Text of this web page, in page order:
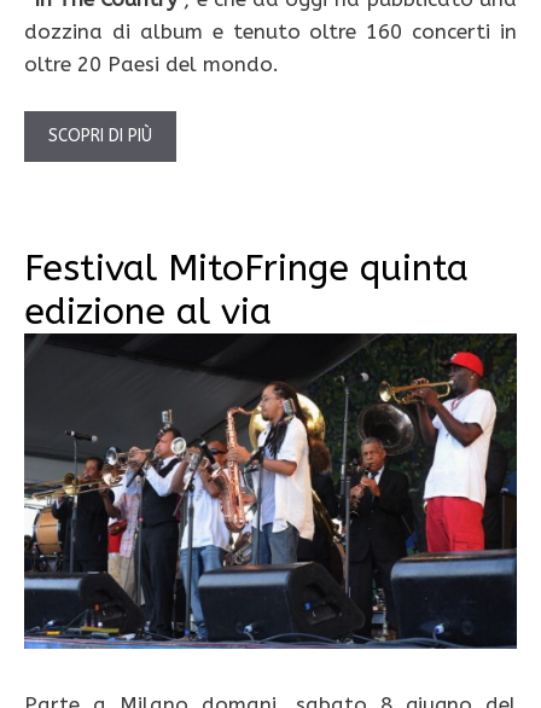
dozzina di album e tenuto oltre 160 concerti in
oltre 20 Paesi del mondo.
SCOPRI DI PIÙ
Festival MitoFringe quinta
edizione al via